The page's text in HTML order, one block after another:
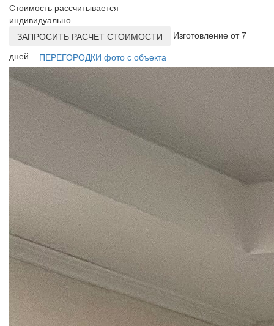
Стоимость рассчитывается
индивидуально
ЗАПРОСИТЬ РАСЧЕТ СТОИМОСТИ
Изготовление от 7
дней
ПЕРЕГОРОДКИ фото с объекта